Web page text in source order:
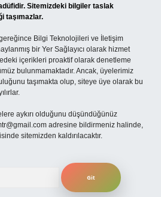
Sitemizdeki bilgiler taslak
taşımazlar.
Bilgi Teknolojileri ve İletişim
bir Yer Sağlayıcı olarak hizmet
içerikleri proaktif olarak denetleme
bulunmamaktadır. Ancak, üyelerimiz
taşımakta olup, siteye üye olarak bu
aykırı olduğunu düşündüğünüz
adresine bildirmeniz halinde,
sitemizden kaldırılacaktır.